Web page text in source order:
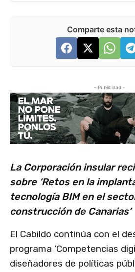
Comparte esta
- Publicidad -
La Corporación insular
sobre ‘Retos en la
tecnología BIM en el
construcción de Canarias’
El Cabildo continúa con el
programa ‘Competencias
diseñadores de políticas